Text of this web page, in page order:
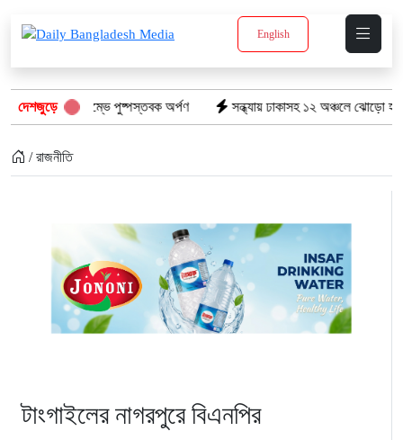
English
দেশজুড়েপুষ্পস্তবক অর্পণ সন্ধ্যায় ঢাকাসহ ১২ অঞ্চলে ঝোড়ো হাওয়ার শঙ্কা,
/ রাজনীতি
টাংগাইলের নাগরপুরে বিএনপির